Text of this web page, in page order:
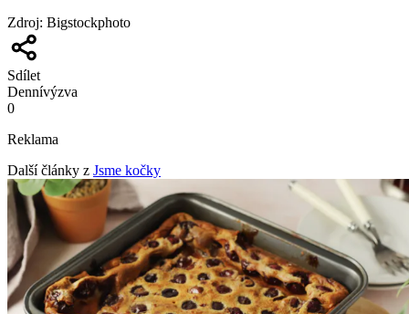
Zdroj: Bigstockphoto
Sdílet
Dennívýzva
0
Reklama
Další články z Jsme kočky